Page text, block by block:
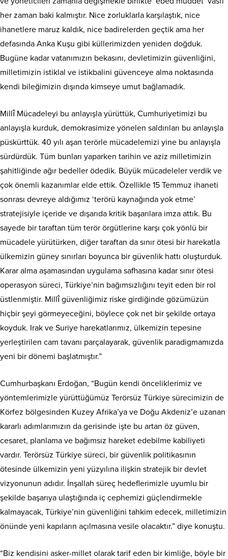
her zaman baki kalmıştır. Nice zorluklarla karşılaştık, nice
ihanetlere maruz kaldık, nice badirelerden geçtik ama her
defasında Anka Kuşu gibi küllerimizden yeniden doğduk.
Bugüne kadar vatanımızın bekasını, devletimizin güvenliğini,
milletimizin istiklal ve istikbalini güvenceye alma noktasında
kendi bileğimizin dışında kimseye umut bağlamadık.
Millî Mücadeleyi bu anlayışla yürüttük, Cumhuriyetimizi bu
anlayışla kurduk, demokrasimize yönelen saldırıları bu anlayışla
püskürttük. 40 yılı aşan terörle mücadelemizi yine bu anlayışla
sürdürdük. Tüm bunları yaparken tarihin ve aziz milletimizin
şahitliğinde ağır bedeller ödedik. Büyük mücadeleler verdik ve
çok önemli kazanımlar elde ettik. Özellikle 15 Temmuz ihaneti
sonrası devreye aldığımız ‘terörü kaynağında yok etme’
stratejisiyle içeride ve dışarıda kritik başarılara imza attık. Bu
sayede bir taraftan tüm terör örgütlerine karşı çok yönlü bir
mücadele yürütürken, diğer taraftan da sınır ötesi bir harekatla
ülkemizin güney sınırları boyunca bir güvenlik hattı oluşturduk.
Karar alma aşamasından uygulama safhasına kadar sınır ötesi
operasyon süreci, Türkiye’nin bağımsızlığını teyit eden bir rol
üstlenmiştir. Millî güvenliğimiz riske girdiğinde gözümüzün
hiçbir şeyi görmeyeceğini, böylece çok net bir şekilde ortaya
koyduk. Irak ve Suriye harekatlarımız, ülkemizin tepesine
yerleştirilen cam tavanı parçalayarak, güvenlik paradigmamızda
yeni bir dönemi başlatmıştır.”
Cumhurbaşkanı Erdoğan, “Bugün kendi önceliklerimiz ve
yöntemlerimizle yürüttüğümüz Terörsüz Türkiye sürecimizin de
Körfez bölgesinden Kuzey Afrika’ya ve Doğu Akdeniz’e uzanan
kararlı adımlarımızın da gerisinde işte bu artan öz güven,
cesaret, planlama ve bağımsız hareket edebilme kabiliyeti
vardır. Terörsüz Türkiye süreci, bir güvenlik politikasının
ötesinde ülkemizin yeni yüzyılına ilişkin stratejik bir devlet
vizyonunun adıdır. İnşallah süreç hedeflerimizle uyumlu bir
şekilde başarıya ulaştığında iç cephemizi güçlendirmekle
kalmayacak, Türkiye’nin güvenliğini tahkim edecek, milletimizin
önünde yeni kapıların açılmasına vesile olacaktır.” diye konuştu.
“Biz kendisini asker-millet olarak tarif eden bir kimliğe, böyle bir